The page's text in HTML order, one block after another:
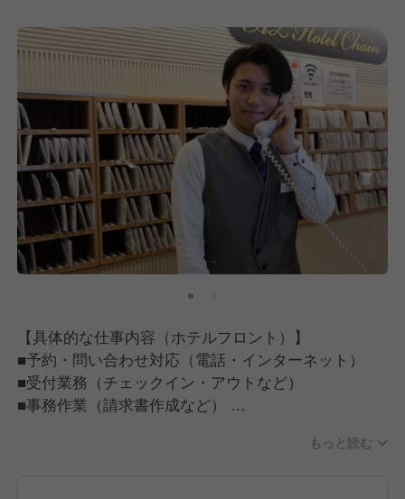
【具体的な仕事内容（ホテルフロント）】
■予約・問い合わせ対応（電話・インターネット）
■受付業務（チェックイン・アウトなど）
■事務作業（請求書作成など）
もっと読む